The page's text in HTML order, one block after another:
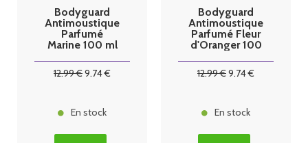
Bodyguard
Antimoustique
Parfumé
Marine 100 ml
12.99€9.74€
En stock
Bodyguard
Antimoustique
Parfumé Fleur
d'Oranger 100
12.99€9.74€
En stock